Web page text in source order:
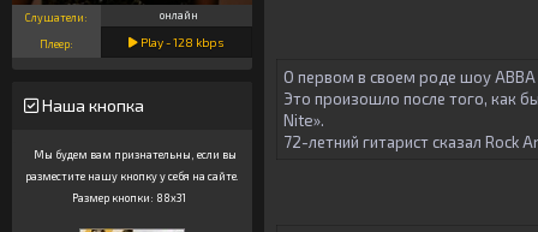
Слушатели: онлайн
Плеер: Play -128 kbps
Наша кнопка
Мы будем вам признательны, если вы
разместите нашу кнопку у себя на сайте.
Размер кнопки: 88x31
О первом в своем роде шоу ABBA
Это произошло после того, как
Nite».
72-летний гитарист сказал Rock